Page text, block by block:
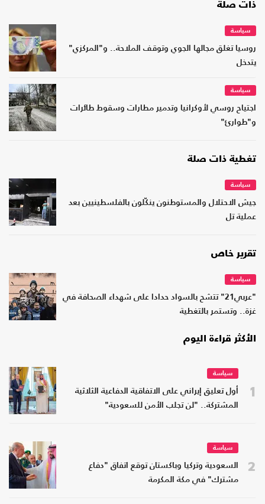
ذات صلة
سياسة
روسيا تغلق مجالها الجوي وتوقف الملاحة.. و"المركزي"
يتدخل
سياسة
اجتياح روسي لأوكرانيا وتدمير مطارات وسقوط طائرات
و"طوارئ"
تغطية ذات صلة
سياسة
جيش الاحتلال والمستوطنون ينكّلون بالفلسطينيين بعد
عملية تل
تقرير خاص
سياسة
"عربي21" تتشح بالسواد حدادا على شهداء الصحافة في
غزة.. وتستمر بالتغطية
الأكثر قراءة اليوم
1
سياسة
أول تعليق إيراني على الاتفاقية الدفاعية الثلاثية
المشتركة.. "لن تجلب الأمن للسعودية"
2
سياسة
السعودية وتركيا وباكستان توقع اتفاق "دفاع
مشترك" في مكة المكرمة